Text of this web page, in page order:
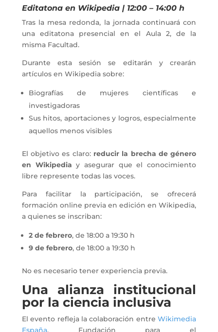
Editatona en Wikipedia | 12:00 – 14:00 h
Tras la mesa redonda, la jornada continuará con
una editatona presencial en el Aula 2, de la
misma Facultad.
Durante esta sesión se editarán y crearán
artículos en Wikipedia sobre:
Biografías de mujeres científicas e
investigadoras
Sus hitos, aportaciones y logros, especialmente
aquellos menos visibles
El objetivo es claro: reducir la brecha de género
en Wikipedia y asegurar que el conocimiento
libre represente todas las voces.
Para facilitar la participación, se ofrecerá
formación online previa en edición en Wikipedia,
a quienes se inscriban:
2 de febrero, de 18:00 a 19:30 h
9 de febrero, de 18:00 a 19:30 h
No es necesario tener experiencia previa.
Una alianza institucional
por la ciencia inclusiva
El evento refleja la colaboración entreWikimedia
España, Fundación para el